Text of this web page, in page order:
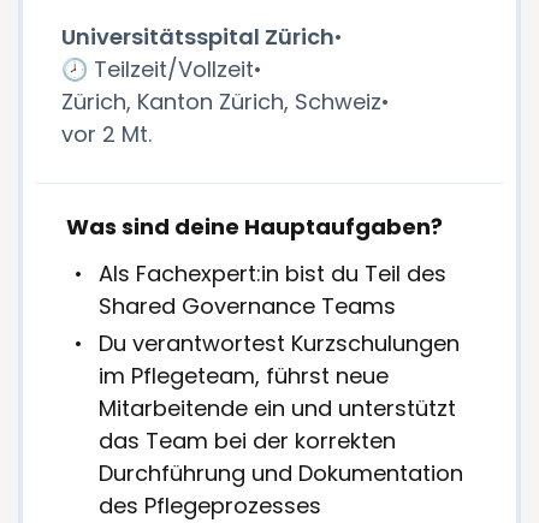
Universitätsspital Zürich•
🕗 Teilzeit/Vollzeit•
Zürich, Kanton Zürich, Schweiz•
vor 2 Mt.
Was sind deine Hauptaufgaben?
Als Fachexpert:in bist du Teil des
Shared Governance Teams
Du verantwortest Kurzschulungen
im Pflegeteam, führst neue
Mitarbeitende ein und unterstützt
das Team bei der korrekten
Durchführung und Dokumentation
des Pflegeprozesses